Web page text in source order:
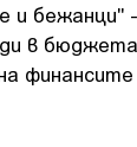
бежанци" -
в
финансите